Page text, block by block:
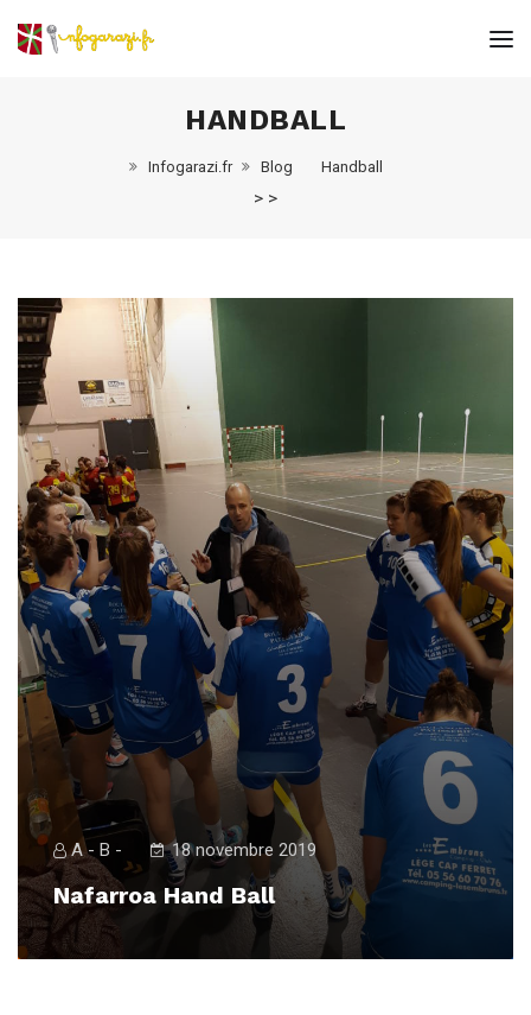
HANDBALL
Infogarazi.fr Blog Handball
> >
A - B - 18 novembre 2019
Nafarroa Hand Ball